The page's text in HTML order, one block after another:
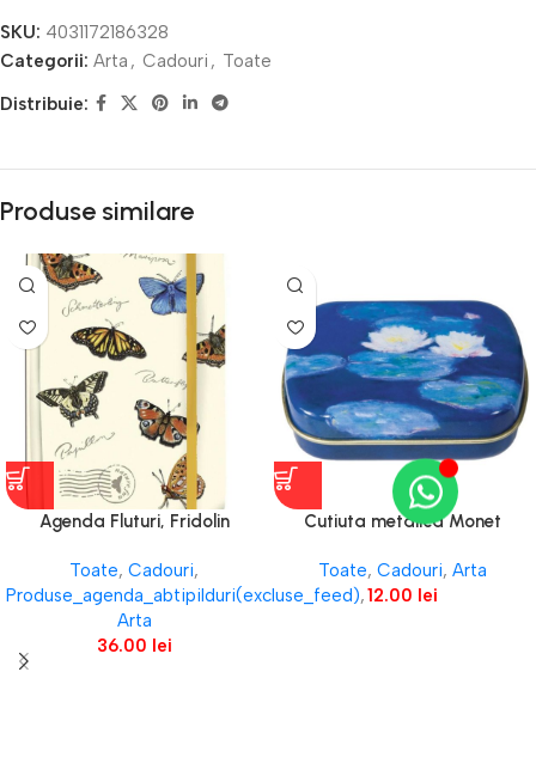
SKU: 4031172186328
Categorii: Arta , Cadouri , Toate
Distribuie:
Produse similare
Agenda Fluturi, Fridolin
Toate, Cadouri,
Produse_agenda_abtipilduri(excluse_feed),
Arta
36.00 lei
Cutiuta metalica Monet
Toate, Cadouri, Arta
12.00 lei